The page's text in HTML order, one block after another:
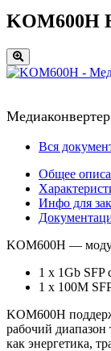
KOM600H
Вся
Общее
Инфо для
KOM600H —
1 x 1Gb SFP
1 x 100M
KOM600H
рабочий
как энергетика,